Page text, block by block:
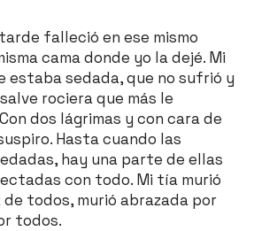
falleció en ese mismo
cama donde yo la dejé. Mi
estaba sedada, que no sufrió y
rociera que más le
dos lágrimas y con cara de
Hasta cuando las
hay una parte de ellas
con todo. Mi tía murió
todos, murió abrazada por
todos.